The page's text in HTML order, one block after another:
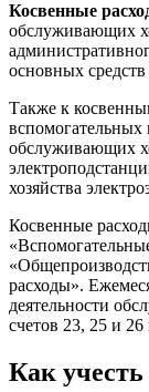
Косвенные
обслуживающих
основных
Также к
вспомогательных
обслуживающих
хозяйства
Косвенные
расходы».
деятельности
счетов 23, 25 и 26
Как